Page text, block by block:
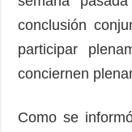
conclusión
participar
conciernen
Como se